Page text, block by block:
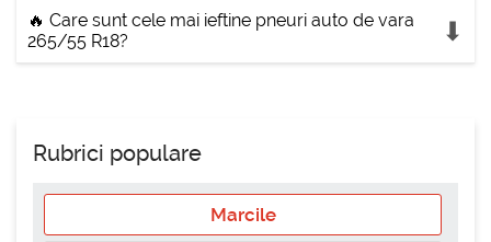
🔥 Care sunt cele mai ieftine pneuri auto de vara
265/55 R18?
Rubrici populare
Marcile